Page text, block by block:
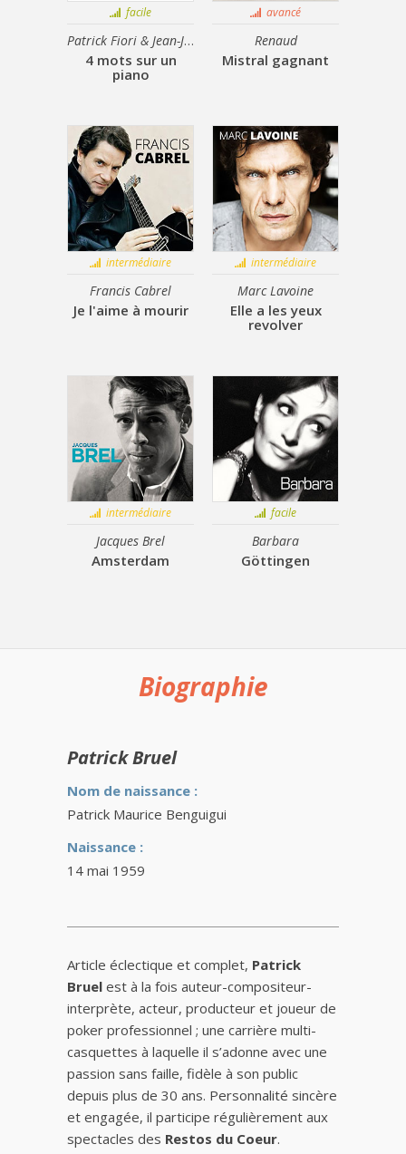
facile
Patrick Fiori & Jean-Jacques Goldman
4 mots sur un
piano
avancé
Renaud
Mistral gagnant
intermédiaire
Francis Cabrel
Je l'aime à mourir
intermédiaire
Marc Lavoine
Elle a les yeux
revolver
intermédiaire
Jacques Brel
Amsterdam
facile
Barbara
Göttingen
Biographie
Patrick Bruel
Nom de naissance :
Patrick Maurice Benguigui
Naissance :
14 mai 1959
Article éclectique et complet, Patrick
Bruel est à la fois auteur-compositeur-
interprète, acteur, producteur et joueur de
poker professionnel ; une carrière multi-
casquettes à laquelle il s’adonne avec une
passion sans faille, fidèle à son public
depuis plus de 30 ans. Personnalité sincère
et engagée, il participe régulièrement aux
spectacles des Restos du Coeur.